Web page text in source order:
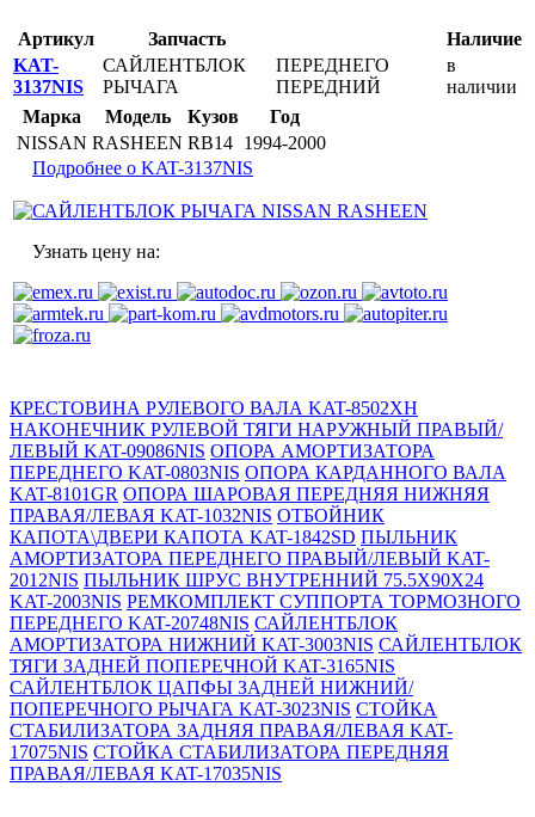
Артикул Запчасть
Наличие
KAT-
3137NIS
САЙЛЕНТБЛОК
РЫЧАГА
ПЕРЕДНЕГО
ПЕРЕДНИЙ
в
наличии
Марка
Модель Кузов
Год
NISSAN RASHEEN RB14 1994-2000
Подробнее о KAT-3137NIS
Узнать цену на:
КРЕСТОВИНА РУЛЕВОГО ВАЛА KAT-8502XH
НАКОНЕЧНИК РУЛЕВОЙ ТЯГИ НАРУЖНЫЙ ПРАВЫЙ/
ЛЕВЫЙ KAT-09086NIS ОПОРА АМОРТИЗАТОРА
ПЕРЕДНЕГО KAT-0803NIS ОПОРА КАРДАННОГО ВАЛА
KAT-8101GR ОПОРА ШАРОВАЯ ПЕРЕДНЯЯ НИЖНЯЯ
ПРАВАЯ/ЛЕВАЯ KAT-1032NIS ОТБОЙНИК
КАПОТА\ДВЕРИ КАПОТА KAT-1842SD ПЫЛЬНИК
АМОРТИЗАТОРА ПЕРЕДНЕГО ПРАВЫЙ/ЛЕВЫЙ KAT-
2012NIS ПЫЛЬНИК ШРУС ВНУТРЕННИЙ 75.5X90X24
KAT-2003NIS РЕМКОМПЛЕКТ СУППОРТА ТОРМОЗНОГО
ПЕРЕДНЕГО KAT-20748NIS САЙЛЕНТБЛОК
АМОРТИЗАТОРА НИЖНИЙ KAT-3003NIS САЙЛЕНТБЛОК
ТЯГИ ЗАДНЕЙ ПОПЕРЕЧНОЙ KAT-3165NIS
САЙЛЕНТБЛОК ЦАПФЫ ЗАДНЕЙ НИЖНИЙ/
ПОПЕРЕЧНОГО РЫЧАГА KAT-3023NIS СТОЙКА
СТАБИЛИЗАТОРА ЗАДНЯЯ ПРАВАЯ/ЛЕВАЯ KAT-
17075NIS СТОЙКА СТАБИЛИЗАТОРА ПЕРЕДНЯЯ
ПРАВАЯ/ЛЕВАЯ KAT-17035NIS